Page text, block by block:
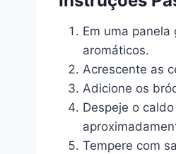
Em uma
aromáticos.
Acrescente as
Adicione os
Despeje o
Tempere com